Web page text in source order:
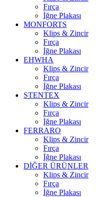
Fırça
İğne Plakası
MONFORTS
Klips & Zincir
Fırça
İğne Plakası
EHWHA
Klips & Zincir
Fırça
İğne Plakası
STENTEX
Klips & Zincir
Fırça
İğne Plakası
FERRARO
Klips & Zincir
Fırça
İğne Plakası
DİĞER ÜRÜNLER
Klips & Zincir
Fırça
İğne Plakası